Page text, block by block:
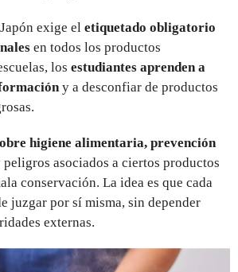
exige el etiquetado obligatorio
en todos los productos
los estudiantes aprenden a
y a desconfiar de productos
higiene alimentaria, prevención
peligros asociados a ciertos productos
conservación. La idea es que cada
juzgar por sí misma, sin depender
externas.